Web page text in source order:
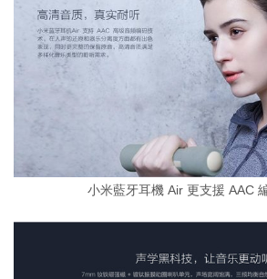
小米藍牙耳機 Air 更支援 AAC